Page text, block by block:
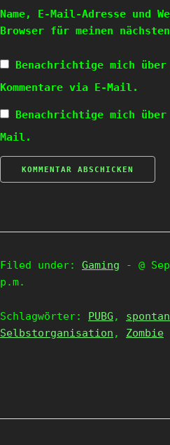
Name, E-Mail-Adresse und
Browser für meinen
Benachrichtige mich über
Kommentare via E-Mail.
Benachrichtige mich
Mail.
Filed under: Gaming
- @
p.m.
Schlagwörter: PUBG ,
Selbstorganisation , Zombie